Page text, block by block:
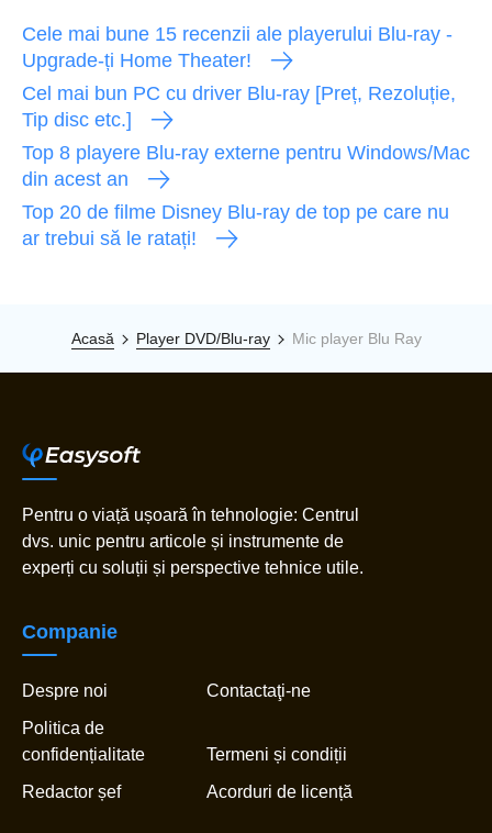
Cele mai bune 15 recenzii ale playerului Blu-ray -
Upgrade-ți Home Theater!
Cel mai bun PC cu driver Blu-ray [Preț, Rezoluție,
Tip disc etc.]
Top 8 playere Blu-ray externe pentru Windows/Mac
din acest an
Top 20 de filme Disney Blu-ray de top pe care nu
ar trebui să le ratați!
Acasă Player DVD/Blu-ray Mic player Blu Ray
Pentru o viață ușoară în tehnologie: Centrul
dvs. unic pentru articole și instrumente de
experți cu soluții și perspective tehnice utile.
Companie
Despre noi
Contactaţi-ne
Politica de
confidențialitate
Termeni și condiții
Redactor șef
Acorduri de licență